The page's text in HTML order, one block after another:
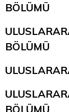
BÖLÜMÜ
BÖLÜMÜ
BÖLÜMÜ